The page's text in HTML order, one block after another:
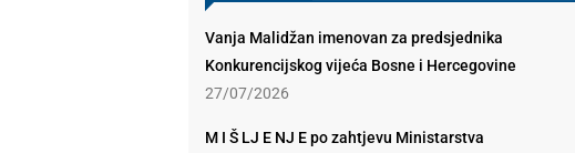
Vanja Malidžan imenovan za predsjednika
Konkurencijskog vijeća Bosne i Hercegovine
27/07/2026
M I Š LJ E NJ E po zahtjevu Ministarstva